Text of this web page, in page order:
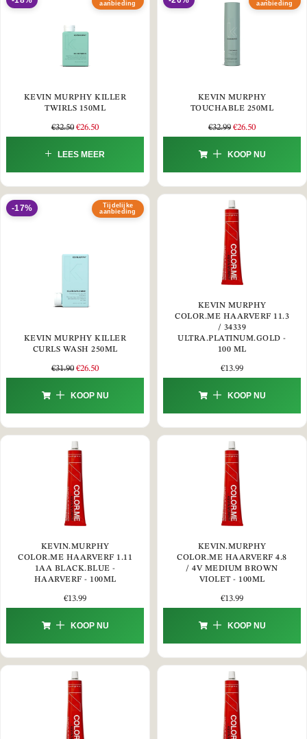
aanbieding
KEVIN MURPHY KILLER
TWIRLS 150ML
€32.50 €26.50
LEES MEER
aanbieding
KEVIN MURPHY
TOUCHABLE 250ML
€32.99 €26.50
KOOP NU
Tijdelijke
aanbieding
-17%
KEVIN MURPHY KILLER
CURLS WASH 250ML
€31.90 €26.50
KOOP NU
KEVIN MURPHY
COLOR.ME HAARVERF 11.3
/ 34339
ULTRA.PLATINUM.GOLD -
100 ML
€13.99
KOOP NU
KEVIN.MURPHY
COLOR.ME HAARVERF 1.11
1AA BLACK.BLUE -
HAARVERF - 100ML
€13.99
KOOP NU
KEVIN.MURPHY
COLOR.ME HAARVERF 4.8
/ 4V MEDIUM BROWN
VIOLET - 100ML
€13.99
KOOP NU